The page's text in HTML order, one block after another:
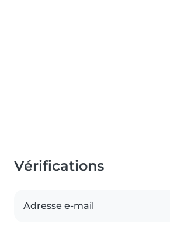
Vérifications
Adresse e-mail